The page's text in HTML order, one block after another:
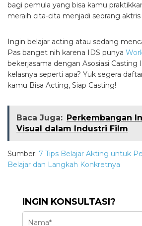
bagi pemula yang bisa kamu
meraih cita-cita menjadi seorang
Ingin belajar acting atau sedang
Pas banget nih karena IDS punya
bekerjasama dengan Asosiasi Casting
kelasnya seperti apa? Yuk segera
kamu Bisa Acting, Siap Casting!
Baca Juga: Perkembangan
Visual dalam Industri Film
Sumber: 7 Tips Belajar Akting untuk
Belajar dan Langkah Konkretnya
INGIN KONSULTASI?